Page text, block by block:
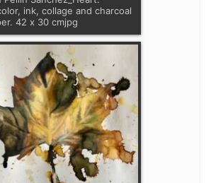
ink, collage and charcoal
42 x 30 cmjpg